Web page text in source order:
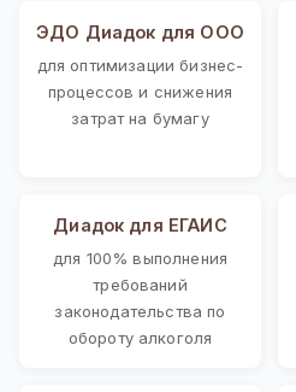
ЭДО Диадок для ООО
для оптимизации бизнес-
процессов и снижения
затрат на бумагу
Диадок для ЕГАИС
для 100% выполнения
требований
законодательства по
обороту алкоголя